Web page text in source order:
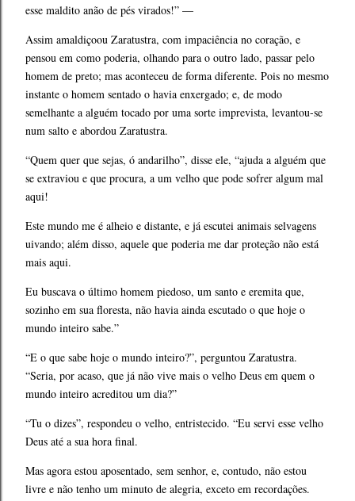
esse maldito anão de pés virados!” —
Assim amaldiçoou Zaratustra, com impaciência no coração, e
pensou em como poderia, olhando para o outro lado, passar pelo
homem de preto; mas aconteceu de forma diferente. Pois no mesmo
instante o homem sentado o havia enxergado; e, de modo
semelhante a alguém tocado por uma sorte imprevista, levantou-se
num salto e abordou Zaratustra.
“Quem quer que sejas, ó andarilho”, disse ele, “ajuda a alguém que
se extraviou e que procura, a um velho que pode sofrer algum mal
aqui!
Este mundo me é alheio e distante, e já escutei animais selvagens
uivando; além disso, aquele que poderia me dar proteção não está
mais aqui.
Eu buscava o último homem piedoso, um santo e eremita que,
sozinho em sua floresta, não havia ainda escutado o que hoje o
mundo inteiro sabe.”
“E o que sabe hoje o mundo inteiro?”, perguntou Zaratustra.
“Seria, por acaso, que já não vive mais o velho Deus em quem o
mundo inteiro acreditou um dia?”
“Tu o dizes”, respondeu o velho, entristecido. “Eu servi esse velho
Deus até a sua hora final.
Mas agora estou aposentado, sem senhor, e, contudo, não estou
livre e não tenho um minuto de alegria, exceto em recordações.